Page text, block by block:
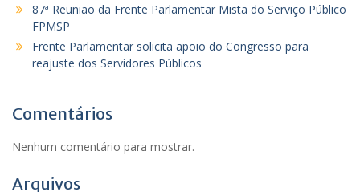
87ª Reunião da Frente Parlamentar Mista do Serviço Público
FPMSP
Frente Parlamentar solicita apoio do Congresso para
reajuste dos Servidores Públicos
Comentários
Nenhum comentário para mostrar.
Arquivos